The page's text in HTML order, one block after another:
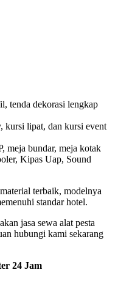
tenda dekorasi lengkap
lipat, dan kursi event
meja bundar, meja kotak
Kipas Uap, Sound
terbaik, modelnya
standar hotel.
jasa sewa alat pesta
hubungi kami sekarang
24 Jam